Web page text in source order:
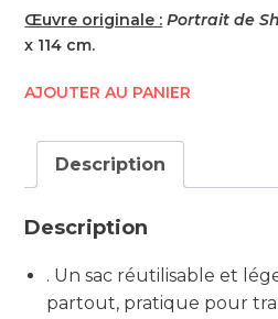
Œuvre originale : Portrait de
x 114 cm.
AJOUTER AU PANIER
Description
Description
. Un sac réutilisable et
partout, pratique pour